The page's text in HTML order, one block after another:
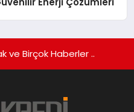
ve Birçok Haberler ..